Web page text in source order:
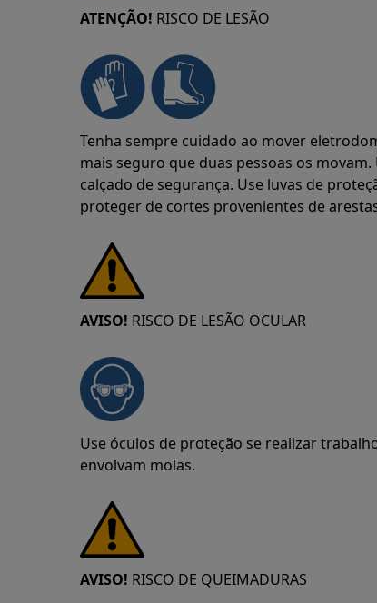
ATENÇÃO! RISCO DE LESÃO
Tenha sempre cuidado ao mover
mais seguro que duas pessoas os
calçado de segurança. Use luvas de
proteger de cortes provenientes de
AVISO! RISCO DE LESÃO OCULAR
Use óculos de proteção se realizar
envolvam molas.
AVISO! RISCO DE QUEIMADURAS